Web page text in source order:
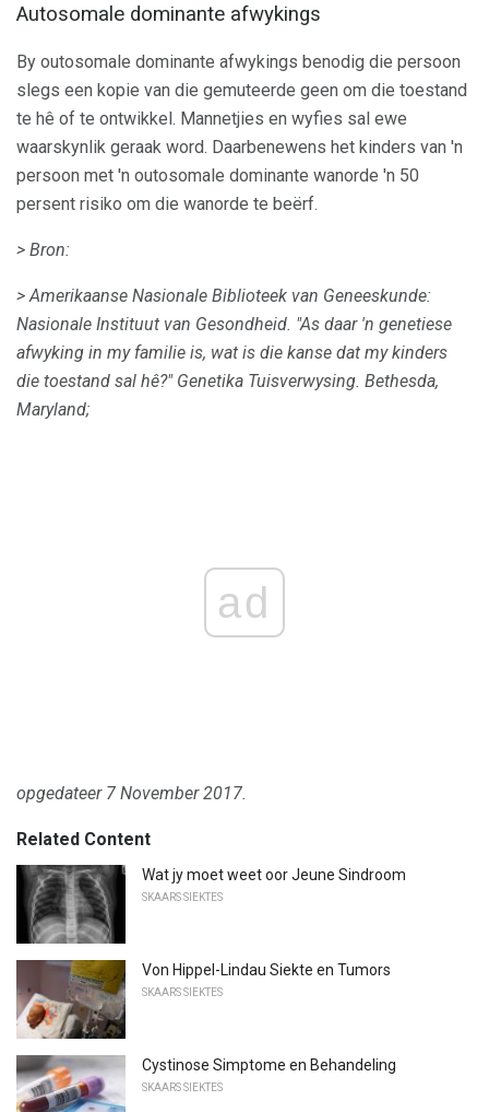
Autosomale dominante afwykings
By outosomale dominante afwykings benodig die persoon
slegs een kopie van die gemuteerde geen om die toestand
te hê of te ontwikkel. Mannetjies en wyfies sal ewe
waarskynlik geraak word. Daarbenewens het kinders van 'n
persoon met 'n outosomale dominante wanorde 'n 50
persent risiko om die wanorde te beërf.
> Bron:
> Amerikaanse Nasionale Biblioteek van Geneeskunde:
Nasionale Instituut van Gesondheid. "As daar 'n genetiese
afwyking in my familie is, wat is die kanse dat my kinders
die toestand sal hê?" Genetika Tuisverwysing. Bethesda,
Maryland;
ad
opgedateer 7 November 2017.
Related Content
Wat jy moet weet oor Jeune Sindroom
SKAARS SIEKTES
Von Hippel-Lindau Siekte en Tumors
SKAARS SIEKTES
Cystinose Simptome en Behandeling
SKAARS SIEKTES